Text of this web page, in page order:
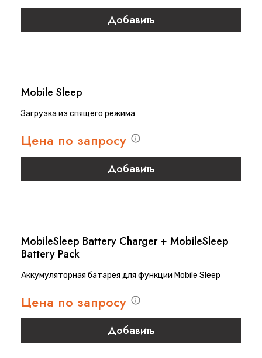
Добавить
Mobile Sleep
Загрузка из спящего режима
Цена по запросу
Добавить
MobileSleep Battery Charger + MobileSleep
Battery Pack
Аккумуляторная батарея для функции Mobile Sleep
Цена по запросу
Добавить